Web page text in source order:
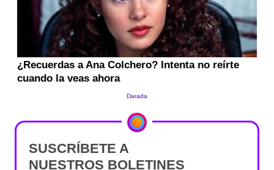
SUSCRÍBETE A
NUESTROS BOLETINES